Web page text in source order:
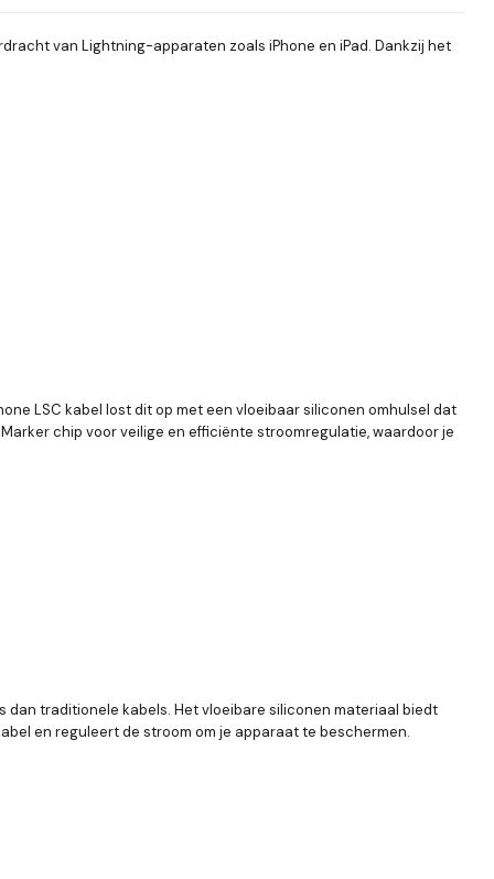
van Lightning-apparaten zoals iPhone en iPad. Dankzij het
LSC kabel lost dit op met een vloeibaar siliconen omhulsel dat
chip voor veilige en efficiënte stroomregulatie, waardoor je
dan traditionele kabels. Het vloeibare siliconen materiaal biedt
en reguleert de stroom om je apparaat te beschermen.